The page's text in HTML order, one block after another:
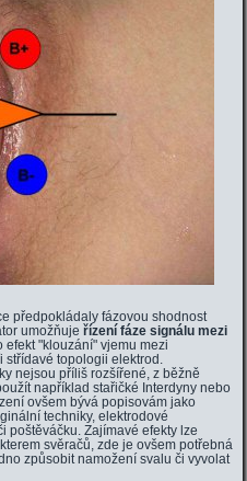
předpokládaly fázovou shodnost
umožňuje řízení fáze signálu mezi
"klouzání" vjemu mezi
střídavé topologii elektrod.
nejsou příliš rozšířené, z běžně
například stařičké Interdyny nebo
ovšem bývá popisovám jako
techniky, elektrodové
poštěváčku. Zajímavé efekty lze
svěračů, zde je ovšem potřebná
způsobit namožení svalu či vyvolat